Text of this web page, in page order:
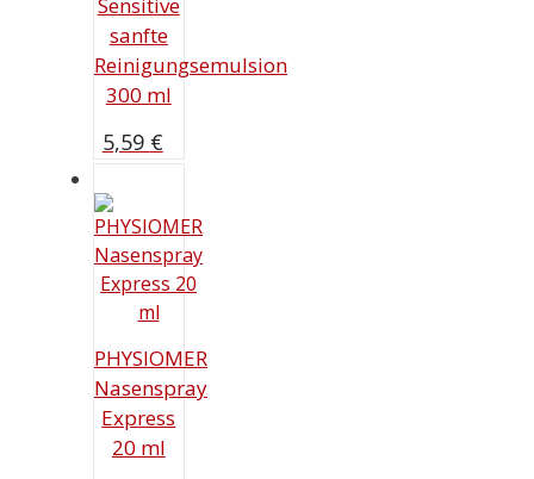
sanfte
Reinigungsemulsion
300 ml
5,59 €
PHYSIOMER
Nasenspray
Express
20 ml